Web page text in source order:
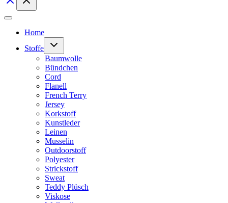
Home
Stoffe
Untermenü
umschalten
Baumwolle
Bündchen
Cord
Flanell
French Terry
Jersey
Korkstoff
Kunstleder
Leinen
Musselin
Outdoorstoff
Polyester
Strickstoff
Sweat
Teddy Plüsch
Viskose